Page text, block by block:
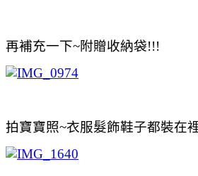
再補充一下~附贈收納袋!!!
拍寶寶照~衣服髮飾鞋子都裝在